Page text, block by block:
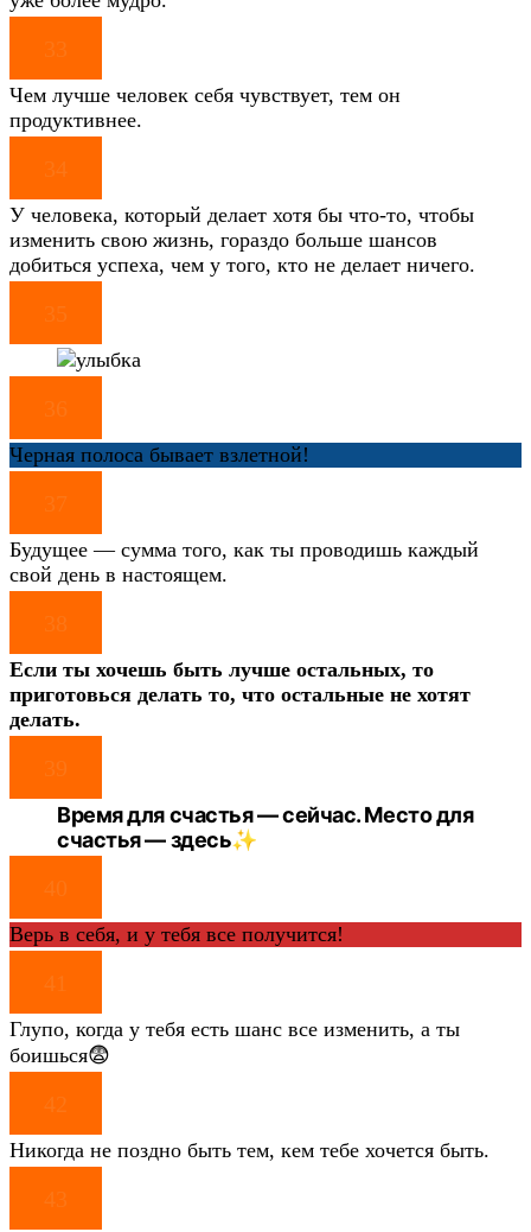
33
Чем лучше человек себя чувствует, тем он
продуктивнее.
34
У человека, который делает хотя бы что-то, чтобы
изменить свою жизнь, гораздо больше шансов
добиться успеха, чем у того, кто не делает ничего.
35
36
Черная полоса бывает взлетной!
37
Будущее — сумма того, как ты проводишь каждый
свой день в настоящем.
38
Если ты хочешь быть лучше остальных, то
приготовься делать то, что остальные не хотят
делать.
39
Время для счастья — сейчас. Место для
счастья — здесь✨
40
Верь в себя, и у тебя все получится!
41
Глупо, когда у тебя есть шанс все изменить, а ты
боишься😨
42
Никогда не поздно быть тем, кем тебе хочется быть.
43